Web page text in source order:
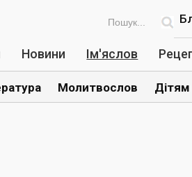
Новини Ім'яслов
Молитвослов Дітям